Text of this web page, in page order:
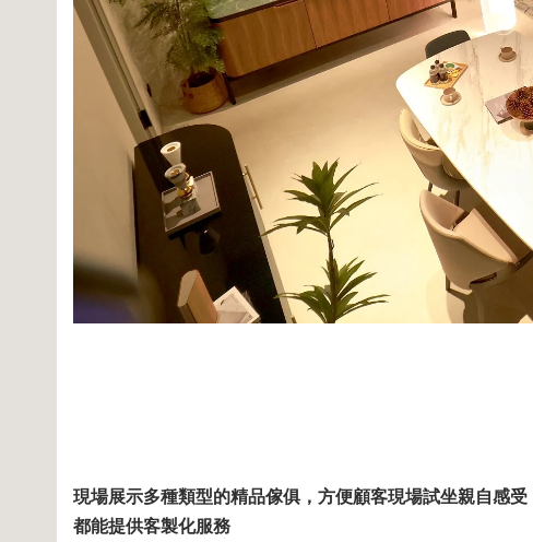
現場展示多種類型的精品傢俱，方便顧客現場試坐親自感
都能提供客製化服務